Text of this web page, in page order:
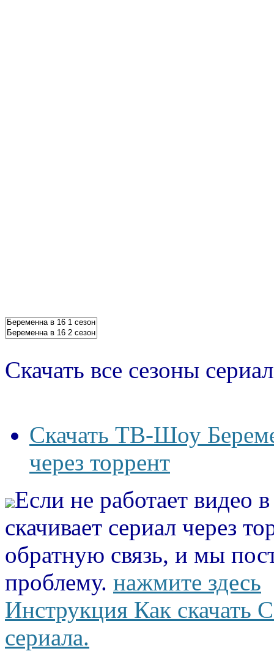
Скачать все сезоны
Скачать ТВ-Шоу
через торрент
Если не работает видео
скачивает сериал через
обратную связь, и мы
проблему. нажмите здесь
Инструкция Как скачать
сериала.